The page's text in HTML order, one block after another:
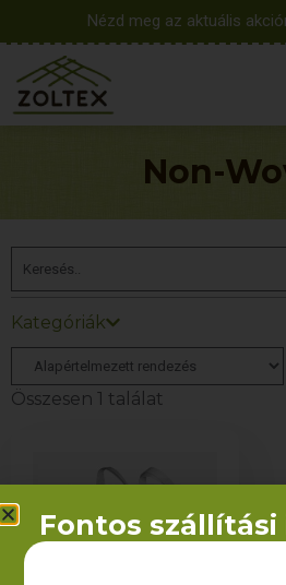
Nézd meg az aktuális
Non-
Kategóriák
Összesen 1 találat
Fontos